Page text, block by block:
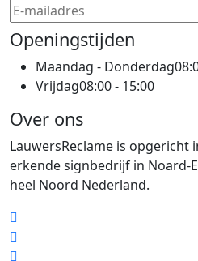
Openingstijden
Maandag - Donderdag
Vrijdag08:00 - 15:00
Over ons
LauwersReclame is opgericht
erkende signbedrijf in Noard-
heel Noord Nederland.